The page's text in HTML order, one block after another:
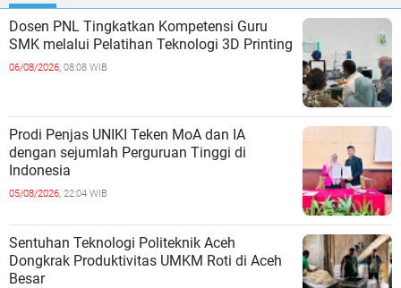
Dosen PNL Tingkatkan Kompetensi Guru
SMK melalui Pelatihan Teknologi 3D Printing
06/08/2026, 08:08 WIB
Prodi Penjas UNIKI Teken MoA dan IA
dengan sejumlah Perguruan Tinggi di
Indonesia
05/08/2026, 22:04 WIB
Sentuhan Teknologi Politeknik Aceh
Dongkrak Produktivitas UMKM Roti di Aceh
Besar